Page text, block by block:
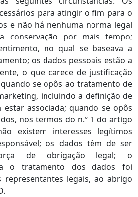
para atingir o fim para o
e não há nenhuma norma legal
conservação por mais tempo;
no qual se baseava a
os dados pessoais estão a
o que carece de justificação
se opôs ao tratamento de
incluindo a definição de
associada; quando se opôs
nos termos do n.º 1 do artigo
existem interesses legítimos
os dados têm de ser
de obrigação legal; o
o tratamento dos dados foi
representantes legais, ao abrigo